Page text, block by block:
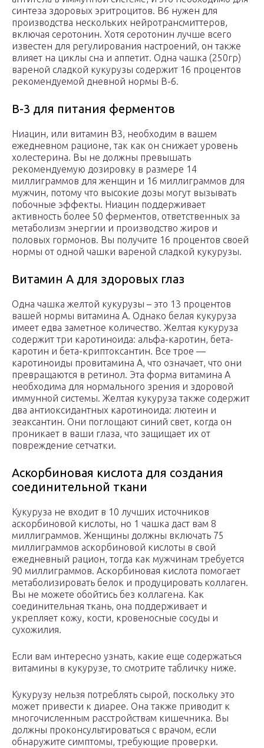
синтеза здоровых эритроцитов. B6 нужен для
производства нескольких нейротрансмиттеров,
включая серотонин. Хотя серотонин лучше всего
известен для регулирования настроений, он также
влияет на циклы сна и аппетит. Одна чашка (250гр)
вареной сладкой кукурузы содержит 16 процентов
рекомендуемой дневной нормы B-6.
B-3 для питания ферментов
Ниацин, или витамин B3, необходим в вашем
ежедневном рационе, так как он снижает уровень
холестерина. Вы не должны превышать
рекомендуемую дозировку в размере 14
миллиграммов для женщин и 16 миллиграммов для
мужчин, потому что высокие дозы могут вызывать
побочные эффекты. Ниацин поддерживает
активность более 50 ферментов, ответственных за
метаболизм энергии и производство жиров и
половых гормонов. Вы получите 16 процентов своей
нормы от одной чашки вареной сладкой кукурузы.
Витамин А для здоровых глаз
Одна чашка желтой кукурузы – это 13 процентов
вашей нормы витамина А. Однако белая кукуруза
имеет едва заметное количество. Желтая кукуруза
содержит три каротиноида: альфа-каротин, бета-
каротин и бета-криптоксантин. Все трое —
каротиноиды провитамина А, что означает, что они
превращаются в ретинол. Эта форма витамина А
необходима для нормального зрения и здоровой
иммунной системы. Желтая кукуруза также содержит
два антиоксидантных каротиноида: лютеин и
зеаксантин. Они поглощают синий свет, когда он
проникает в ваши глаза, что защищает их от
повреждение сетчатки.
Аскорбиновая кислота для создания
соединительной ткани
Кукуруза не входит в 10 лучших источников
аскорбиновой кислоты, но 1 чашка даст вам 8
миллиграммов. Женщины должны включать 75
миллиграммов аскорбиновой кислоты в свой
ежедневный рацион, тогда как мужчинам требуется
90 миллиграммов. Аскорбиновая кислота помогает
метаболизировать белок и продуцировать коллаген.
Вы не можете обойтись без коллагена. Как
соединительная ткань, она поддерживает и
укрепляет кожу, кости, кровеносные сосуды и
сухожилия.
Если вам интересно узнать, какие еще содержаться
витамины в кукурузе, то смотрите табличку ниже.
Кукурузу нельзя потреблять сырой, поскольку это
может привести к диарее. Она также приводит к
многочисленным расстройствам кишечника. Вы
должны проконсультироваться с врачом, если
обнаружите симптомы, требующие проверки.